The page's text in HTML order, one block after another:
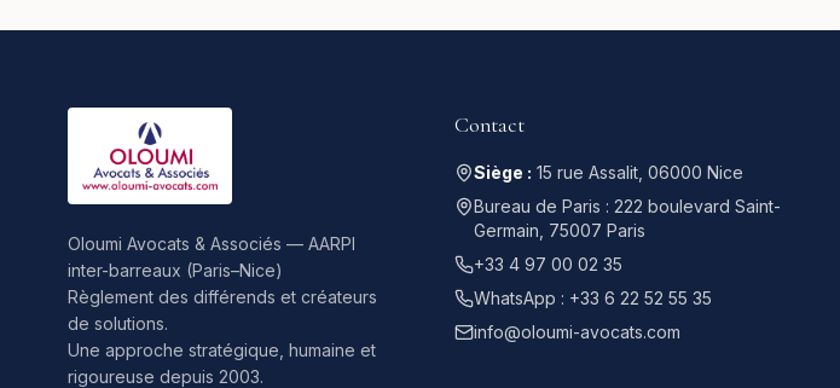
Oloumi Avocats & Associés — AARPI
inter-barreaux (Paris–Nice)
Règlement des différends et créateurs
de solutions.
Une approche stratégique, humaine et
rigoureuse depuis 2003.
Contact
Siège : 15 rue Assalit, 06000 Nice
Bureau de Paris : 222 boulevard Saint-
Germain, 75007 Paris
+33 4 97 00 02 35
WhatsApp : +33 6 22 52 55 35
info@oloumi-avocats.com